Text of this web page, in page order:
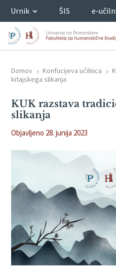
Urnik ŠIS e-
Domov 5 Konfucijeva učilnica 5
kitajskega slikanja
KUK razstava
slikanja
Objavljeno 28. junija 2023